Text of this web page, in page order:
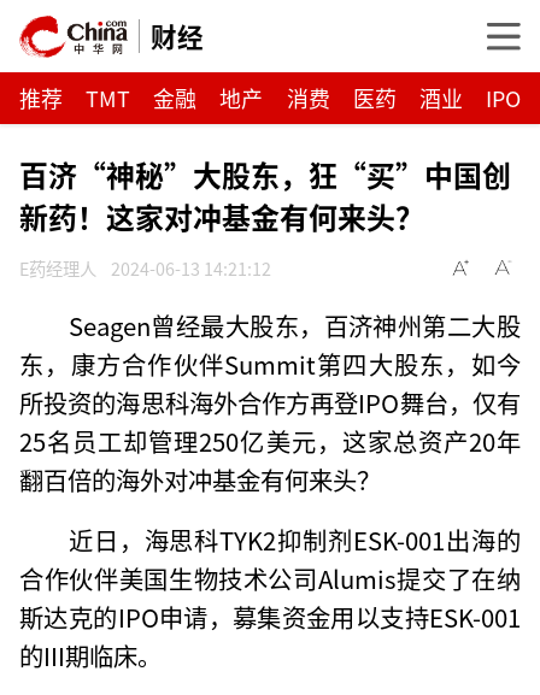
财经
推荐 TMT 金融 地产 消费 医药 酒业 IPO
百济“神秘”大股东，狂“买”中国创
新药！这家对冲基金有何来头？
E药经理人 2024-06-13 14:21:12
Seagen曾经最大股东，百济神州第二大股
东，康方合作伙伴Summit第四大股东，如今
所投资的海思科海外合作方再登IPO舞台，仅有
25名员工却管理250亿美元，这家总资产20年
翻百倍的海外对冲基金有何来头？
近日，海思科TYK2抑制剂ESK-001出海的
合作伙伴美国生物技术公司Alumis提交了在纳
斯达克的IPO申请，募集资金用以支持ESK-001
的III期临床。